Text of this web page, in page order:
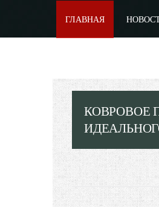
ГЛАВНАЯ
КОВРОВОЕ